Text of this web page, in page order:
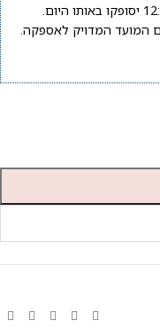
המועד המדויק לאספקה.